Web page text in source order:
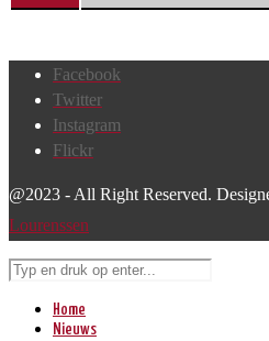
Facebook
Twitter
Instagram
Flickr
@2023 - All Right Reserved.
Lourenssen
Home
Nieuws